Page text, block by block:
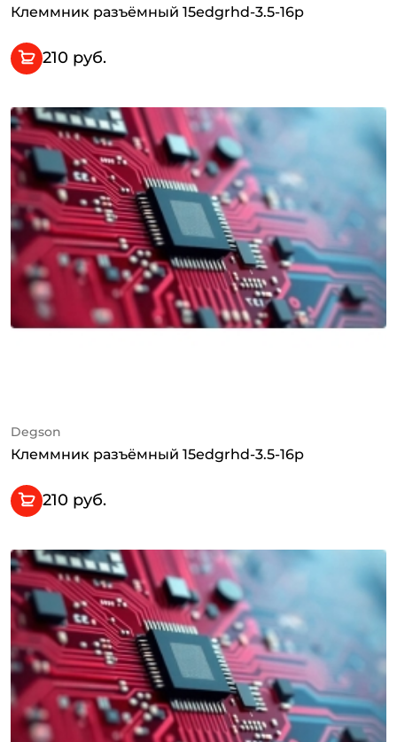
Клеммник разъёмный 15edgrhd-3.5-16p
210 руб.
Degson
Клеммник разъёмный 15edgrhd-3.5-16p
210 руб.